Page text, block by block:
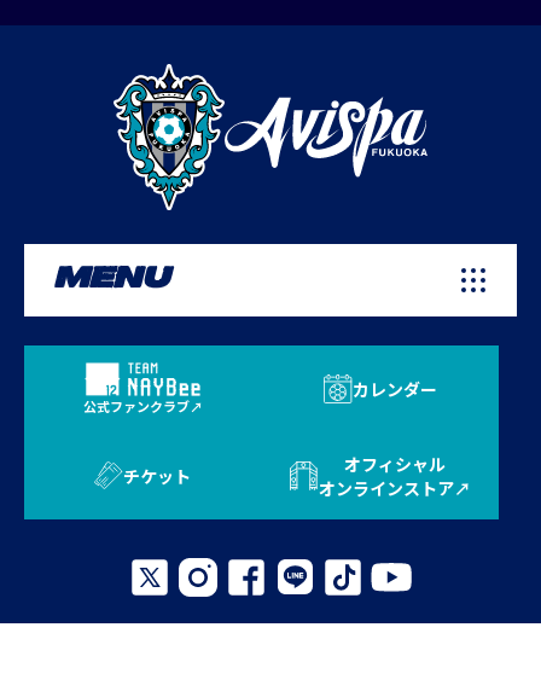
MENU
公式ファンクラブ
カレンダー
チケット
オフィシャル
オンラインストア